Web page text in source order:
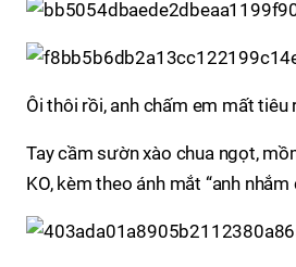
Ôi thôi rồi, anh chấm em mất tiêu
Tay cầm sườn xào chua ngọt,
KO, kèm theo ánh mắt “anh